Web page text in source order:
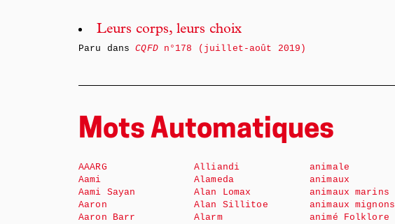
Leurs corps, leurs choix
Paru dansCQFDn°178 (juillet-août 2019)
Mots Automatiques
AAARG
Aami
Aami Sayan
Aaron
Aaron Barr
Alliandi
Alameda
Alan Lomax
Alan Sillitoe
Alarm
animale
animaux
animaux marins
animaux mignons
animé Folklore